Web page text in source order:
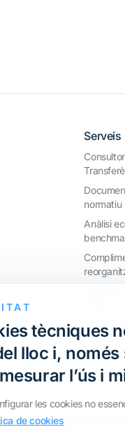
Serveis
normatiu
Anàlisi
Pricing· Tots els drets
tècniques
lloc i,
l’ús i
les cookies no
de cookies